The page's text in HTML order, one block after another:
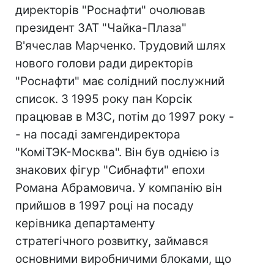
директорів "Роснафти" очолював
президент ЗАТ "Чайка-Плаза"
В'ячеслав Марченко. Трудовий шлях
нового голови ради директорів
"Роснафти" має солідний послужний
список. З 1995 року пан Корсiк
працював в МЗС, потім до 1997 року -
- на посаді замгендиректора
"КомiТЭК-Москва". Він був однією із
знакових фігур "Сибнафти" епохи
Романа Абрамовича. У компанію він
прийшов в 1997 році на посаду
керівника департаменту
стратегічного розвитку, займався
основними виробничими блоками, що